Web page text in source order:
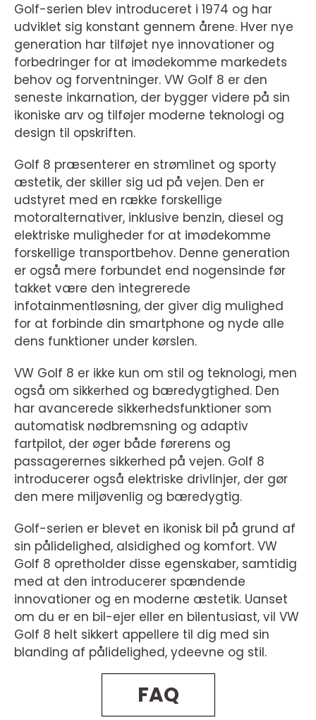
Golf-serien blev introduceret i 1974 og har
udviklet sig konstant gennem årene. Hver nye
generation har tilføjet nye innovationer og
forbedringer for at imødekomme markedets
behov og forventninger. VW Golf 8 er den
seneste inkarnation, der bygger videre på sin
ikoniske arv og tilføjer moderne teknologi og
design til opskriften.
Golf 8 præsenterer en strømlinet og sporty
æstetik, der skiller sig ud på vejen. Den er
udstyret med en række forskellige
motoralternativer, inklusive benzin, diesel og
elektriske muligheder for at imødekomme
forskellige transportbehov. Denne generation
er også mere forbundet end nogensinde før
takket være den integrerede
infotainmentløsning, der giver dig mulighed
for at forbinde din smartphone og nyde alle
dens funktioner under kørslen.
VW Golf 8 er ikke kun om stil og teknologi, men
også om sikkerhed og bæredygtighed. Den
har avancerede sikkerhedsfunktioner som
automatisk nødbremsning og adaptiv
fartpilot, der øger både førerens og
passagerernes sikkerhed på vejen. Golf 8
introducerer også elektriske drivlinjer, der gør
den mere miljøvenlig og bæredygtig.
Golf-serien er blevet en ikonisk bil på grund af
sin pålidelighed, alsidighed og komfort. VW
Golf 8 opretholder disse egenskaber, samtidig
med at den introducerer spændende
innovationer og en moderne æstetik. Uanset
om du er en bil-ejer eller en bilentusiast, vil VW
Golf 8 helt sikkert appellere til dig med sin
blanding af pålidelighed, ydeevne og stil.
FAQ